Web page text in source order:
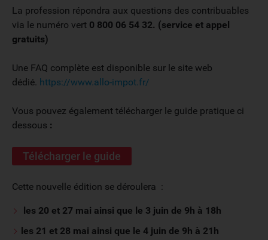
La profession répondra aux questions des contribuables
via le numéro vert 0 800 06 54 32. (service et appel
gratuits)
Une FAQ complète est disponible sur le site web
dédié. https://www.allo-impot.fr/
Vous pouvez également télécharger le guide pratique ci
dessous :
Télécharger le guide
Cette nouvelle édition se déroulera :
les 20 et 27 mai ainsi que le 3 juin de 9h à 18h
les 21 et 28 mai ainsi que le 4 juin de 9h à 21h